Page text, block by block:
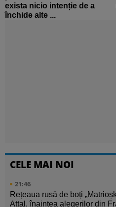
exista nicio intenție de a
închide alte ...
CELE MAI NOI
21:46
Rețeaua rusă de boți
Attal, înaintea alegerilor din